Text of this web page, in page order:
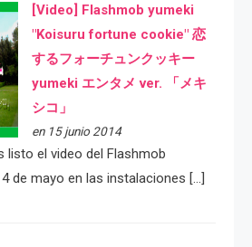
[Video] Flashmob yumeki
"Koisuru fortune cookie" 恋
するフォーチュンクッキー
yumeki エンタメ ver. 「メキ
シコ」
en 15 junio 2014
listo el video del Flashmob
de mayo en las instalaciones […]